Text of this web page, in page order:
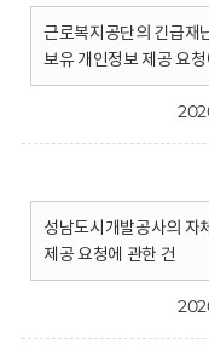
근로복지공단의 긴급재
보유 개인정보 제공 요
성남도시개발공사의 자
제공 요청에 관한 건